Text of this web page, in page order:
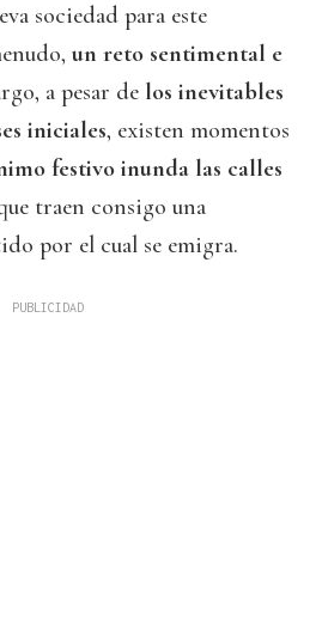
sociedad para este
un reto sentimental e
a pesar de los inevitables
iniciales, existen momentos
festivo inunda las calles
traen consigo una
por el cual se emigra.